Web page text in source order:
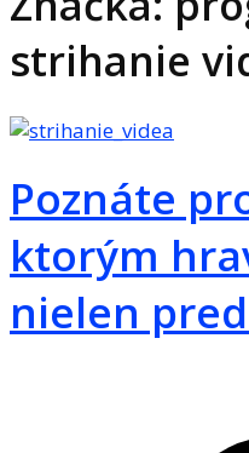
strihanie
Poznáte
ktorým
nielen